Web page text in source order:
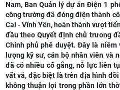
Nam, Ban Quản lý dự án Điện 1
công trường đã đóng điện thành
Cai - Vĩnh Yên, hoàn thành vượt
đầu theo Quyết định chủ trương
Chính phủ phê duyệt. Đây là
lượng kỹ sư, cán bộ nhân viên và
đã có nhiều cố gắng, nỗ lực liên
vất vả, đặc biệt là trên địa hình
không thuận lợi trong phần lớn